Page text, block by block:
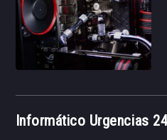
Informático Urgencias